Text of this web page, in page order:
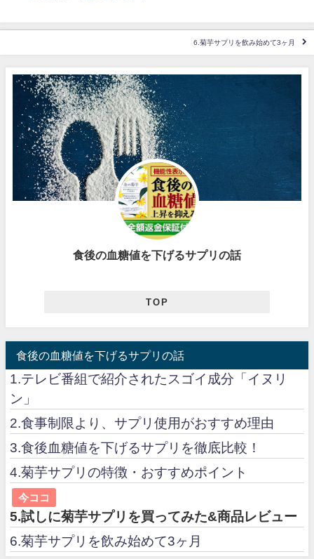
6.菊芋サプリを飲み始めて3ヶ月
食後の血糖値を下げるサプリの話
TOP
食後の血糖値を下げるサプリの話
1.テレビ番組で紹介されたスゴイ成分「イヌリ
ン」
2.食事制限より、サプリ使用がおすすめ理由
3.食後血糖値を下げるサプリを徹底比較！
4.菊芋サプリの特徴・おすすめポイント
今ココ
5.試しに菊芋サプリを買ってみた&商品レビュー
6.菊芋サプリを飲み始めて3ヶ月